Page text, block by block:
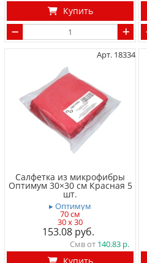
Купить
Арт. 18334
Салфетка из микрофибры
Оптимум 30×30 см Красная 5
шт.
▸ Оптимум
70 см
30 x 30
153.08
Смв от 140.83